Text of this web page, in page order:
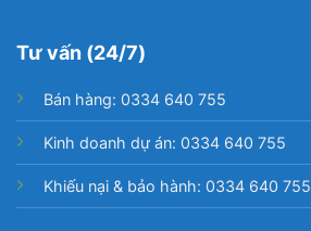
Tư vấn (24/7)
Bán hàng: 0334 640 755
Kinh doanh dự án: 0334 640 755
Khiếu nại & bảo hành: 0334 640 755